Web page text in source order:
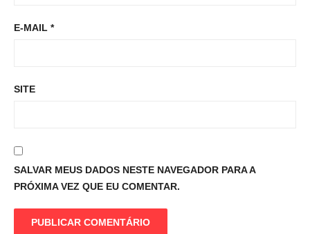
E-MAIL *
SITE
SALVAR MEUS DADOS NESTE NAVEGADOR PARA A
PRÓXIMA VEZ QUE EU COMENTAR.